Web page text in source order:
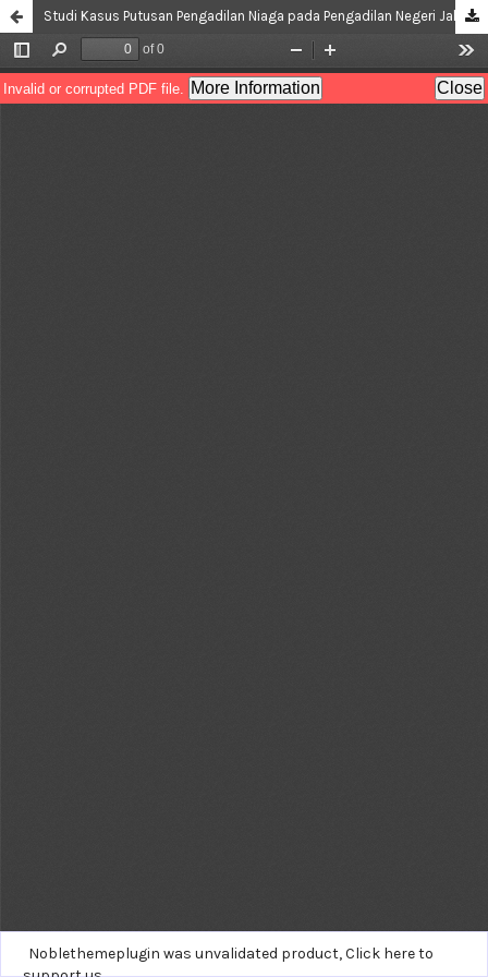
Studi Kasus Putusan Pengadilan Niaga pada Pengadilan Negeri Jakarta Pusat Mengenai Pendaftaran Merek
Noblethemeplugin was unvalidated product,Click here to